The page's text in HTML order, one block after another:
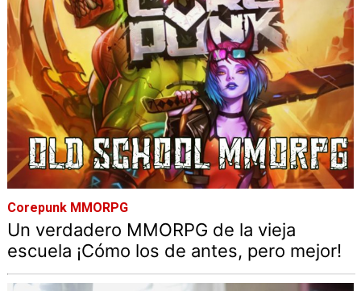
Corepunk MMORPG
Un verdadero MMORPG de la vieja
escuela ¡Cómo los de antes, pero mejor!